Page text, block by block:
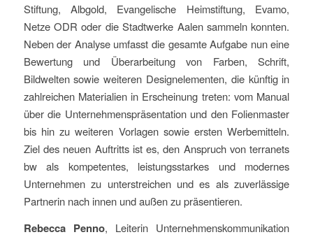
Stiftung, Albgold, Evangelische Heimstiftung, Evamo,
Netze ODR oder die Stadtwerke Aalen sammeln konnten.
Neben der Analyse umfasst die gesamte Aufgabe nun eine
Bewertung und Überarbeitung von Farben, Schrift,
Bildwelten sowie weiteren Designelementen, die künftig in
zahlreichen Materialien in Erscheinung treten: vom Manual
über die Unternehmenspräsentation und den Folienmaster
bis hin zu weiteren Vorlagen sowie ersten Werbemitteln.
Ziel des neuen Auftritts ist es, den Anspruch von terranets
bw als kompetentes, leistungsstarkes und modernes
Unternehmen zu unterstreichen und es als zuverlässige
Partnerin nach innen und außen zu präsentieren.
Rebecca Penno, Leiterin Unternehmenskommunikation